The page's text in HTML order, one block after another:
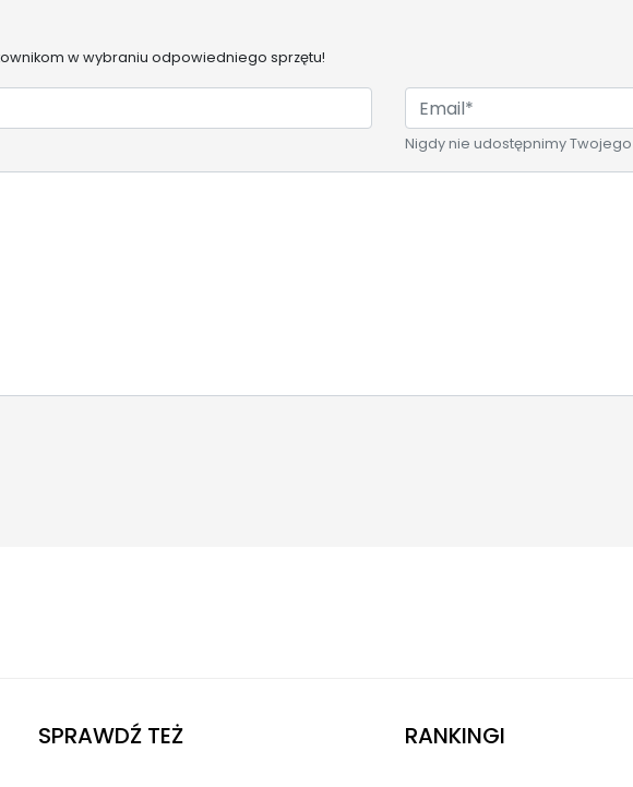
w wybraniu odpowiedniego sprzętu!
Nigdy nie udostępnimy
SPRAWDŹ TEŻ RANKINGI